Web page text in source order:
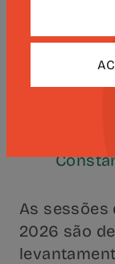
21h30
Casa
5 jun
As sessões
2026 são